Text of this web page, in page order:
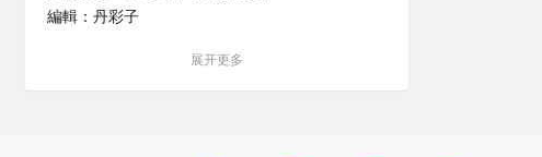
編輯：丹彩子
美術監督：長澤順子
展开更多